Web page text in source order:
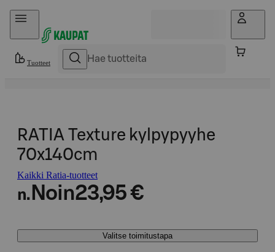
Hyppää sisältöön
Tuotteet
RATIA Texture kylpypyyhe
70x140cm
Kaikki Ratia-tuotteet
n. Noin23,95 €
Valitse toimitustapa